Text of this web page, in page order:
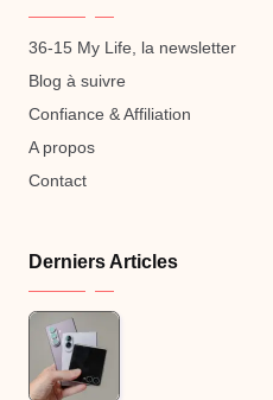
36-15 My Life, la newsletter
Blog à suivre
Confiance & Affiliation
A propos
Contact
Derniers Articles